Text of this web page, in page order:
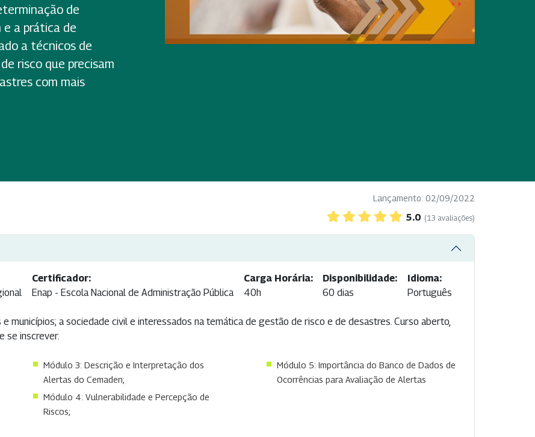
de
e a prática de
a técnicos de
risco que precisam
com mais
Lançamento: 02/09/2022
5.0 (13 avaliações)
Certificador:
Enap - Escola Nacional de Administração Pública
Carga Horária:
40h
Disponibilidade:
60 dias
Idioma:
Português
municípios; a sociedade civil e interessados na temática de gestão de risco e de desastres. Curso aberto,
se inscrever.
Módulo 3: Descrição e Interpretação dos
Alertas do Cemaden;
Módulo 4: Vulnerabilidade e Percepção de
Riscos;
Módulo 5: Importância do Banco de Dados de
Ocorrências para Avaliação de Alertas